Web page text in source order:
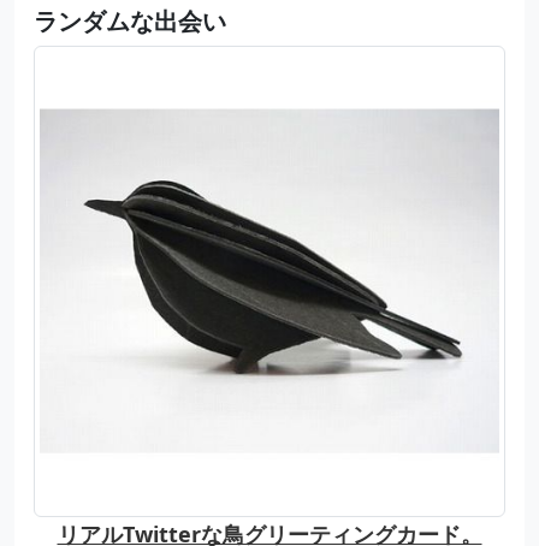
ランダムな出会い
リアルTwitterな鳥グリーティングカード。